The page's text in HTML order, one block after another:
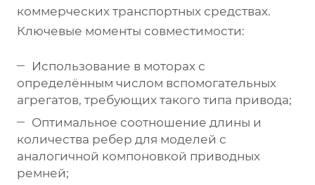
коммерческих транспортных средствах.
Ключевые моменты совместимости:
Использование в моторах с
определённым числом вспомогательных
агрегатов, требующих такого типа привода;
Оптимальное соотношение длины и
количества ребер для моделей с
аналогичной компоновкой приводных
ремней;